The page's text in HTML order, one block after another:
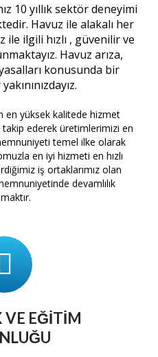
10 yıllık sektör deneyimi
Havuz ile alakalı her
ile ilgili hızlı , güvenilir ve
Havuz arıza,
konusunda bir
en yüksek kalitede hizmet
ederek üretimlerimizi en
temel ilke olarak
en iyi hizmeti en hızlı
iş ortaklarımız olan
devamlılık
VE EĞITIM